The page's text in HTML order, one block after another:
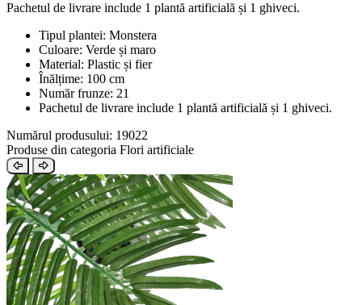
Pachetul de livrare include 1 plantă artificială și 1 ghiveci.
Tipul plantei: Monstera
Culoare: Verde și maro
Material: Plastic și fier
Înălțime: 100 cm
Număr frunze: 21
Pachetul de livrare include 1 plantă artificială și 1 ghiveci.
Numărul produsului: 19022
Produse din categoria Flori artificiale